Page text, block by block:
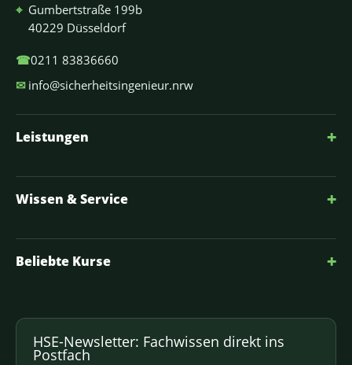
⌖ Gumbertstraße 199b
40229 Düsseldorf
☎0211 83836660
✉ info@sicherheitsingenieur.nrw
Leistungen +
Wissen & Service +
Beliebte Kurse +
HSE-Newsletter: Fachwissen direkt ins
Postfach